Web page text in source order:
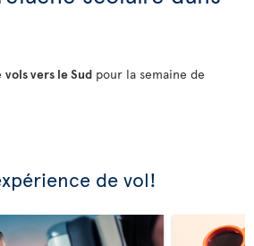
vols vers le Sud pour la semaine de
de vol!